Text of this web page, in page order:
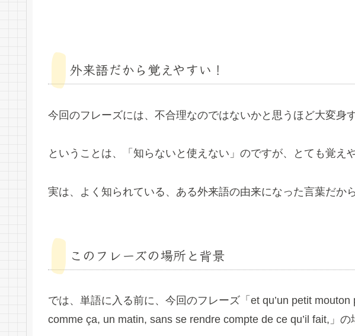
外来語だから覚えやすい！
今回のフレーズには、不合理なのではないかと思うほど大変身
ということは、「知らないと使えない」のですが、とても覚え
実は、よく知られている、ある外来語の由来になった言葉だか
このフレーズの場所と背景
では、単語に入る前に、今回のフレーズ「et qu’un petit mouton
comme ça, un matin, sans se rendre compte de ce qu’il fait,」